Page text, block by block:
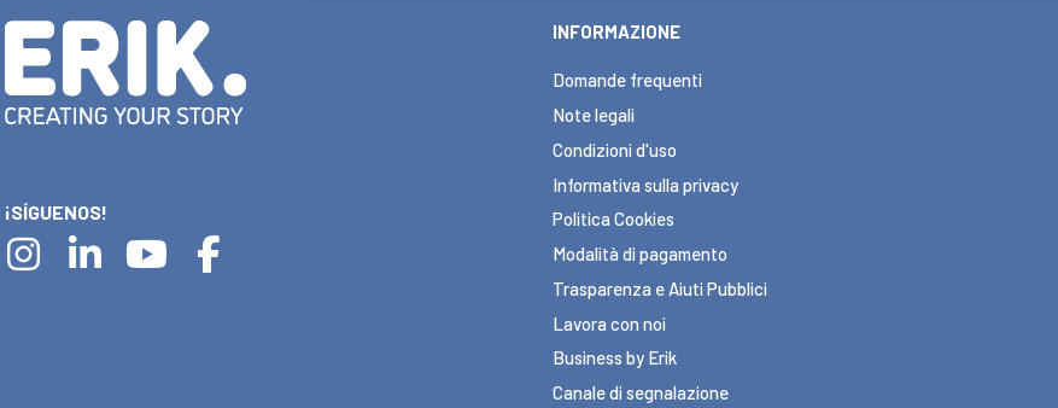
¡SÍGUENOS!
INFORMAZIONE
Domande frequenti
Note legali
Condizioni d'uso
Informativa sulla privacy
Politica Cookies
Modalità di pagamento
Trasparenza e Aiuti Pubblici
Lavora con noi
Business by Erik
Canale di segnalazione